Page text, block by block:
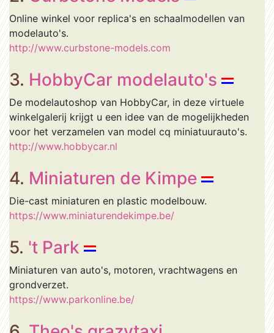
Online winkel voor replica's en schaalmodellen van
modelauto's.
http://www.curbstone-models.com
3. HobbyCar modelauto's
De modelautoshop van HobbyCar, in deze virtuele
winkelgalerij krijgt u een idee van de mogelijkheden
voor het verzamelen van model cq miniatuurauto's.
http://www.hobbycar.nl
4. Miniaturen de Kimpe
Die-cast miniaturen en plastic modelbouw.
https://www.miniaturendekimpe.be/
5. 't Park
Miniaturen van auto's, motoren, vrachtwagens en
grondverzet.
https://www.parkonline.be/